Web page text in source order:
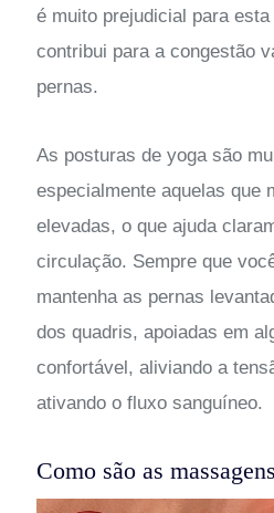
é muito prejudicial para
contribui para a congestão
pernas.
As posturas de yoga são
especialmente aquelas que
elevadas, o que ajuda
circulação. Sempre que
mantenha as pernas
dos quadris, apoiadas em
confortável, aliviando a
ativando o fluxo sanguíneo.
Como são as massagens